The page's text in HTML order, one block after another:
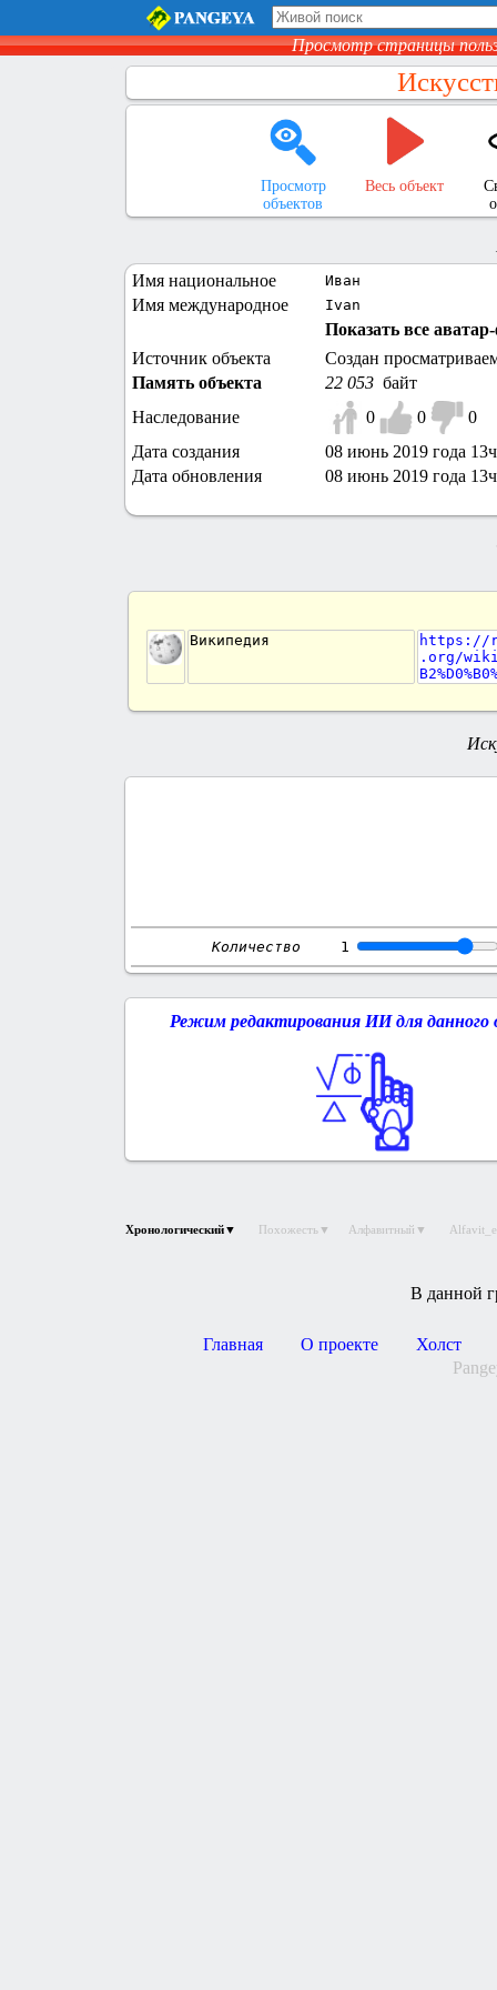
Просмотр страницы
Просмотр
объектов
Весь объект
Имя национальное
Иван
Имя международное Ivan
Показать все
Источник объекта
Создан
Память объекта
22 053 байт
Наследование
0 0
0
Дата создания
08 июнь 2019 года
Дата обновления
08 июнь 2019 года
Википедия
https://
.org/wiki/
Количество 1
Режим редактирования ИИ для данного
Хронологический▼ Похожесть▼ Алфавитный▼
В данной
Главная О проекте
Холст